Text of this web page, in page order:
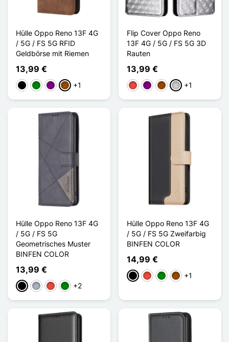
Hülle Oppo Reno 13F 4G
/ 5G / FS 5G RFID
Geldbörse mit Riemen
13,99 €
Schwarz
GrünViolettBraun
+1
Flip Cover Oppo Reno
13F 4G / 5G / FS 5G 3D
Rauten
13,99 €
Rot ViolettBraunSilber
+1
Hülle Oppo Reno 13F 4G
/ 5G / FS 5G
Geometrisches Muster
BINFEN COLOR
13,99 €
Schwarz
GrauRot Grün+2
Hülle Oppo Reno 13F 4G
/ 5G / FS 5G Zweifarbig
BINFEN COLOR
14,99 €
Schwarz
Rot GrünBraun
+1